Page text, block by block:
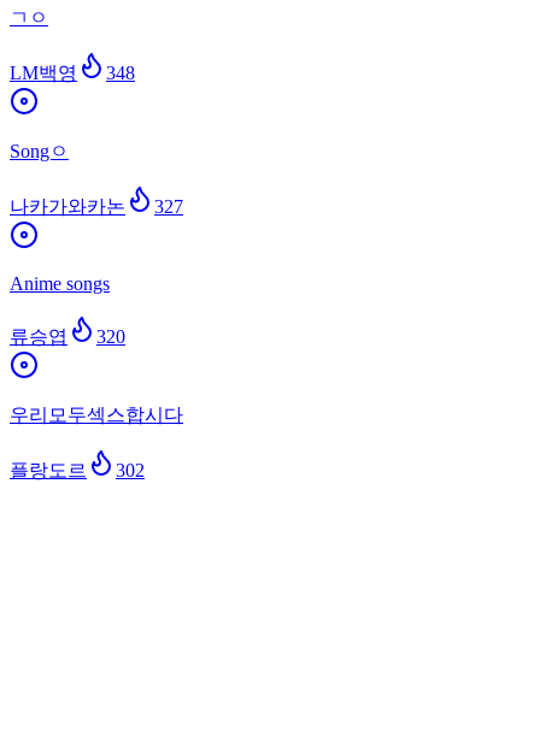
ㄱㅇ
LM백영 348
Songㅇ
나카가와카논 327
Anime songs
류승엽 320
우리모두섹스합시다
플랑도르 302